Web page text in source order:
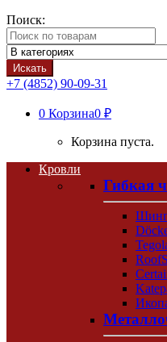
Поиск:
Искать
+7 (4852) 90-09-31
0 Корзина0 ₽
Корзина пуста.
Кровли
Гибкая